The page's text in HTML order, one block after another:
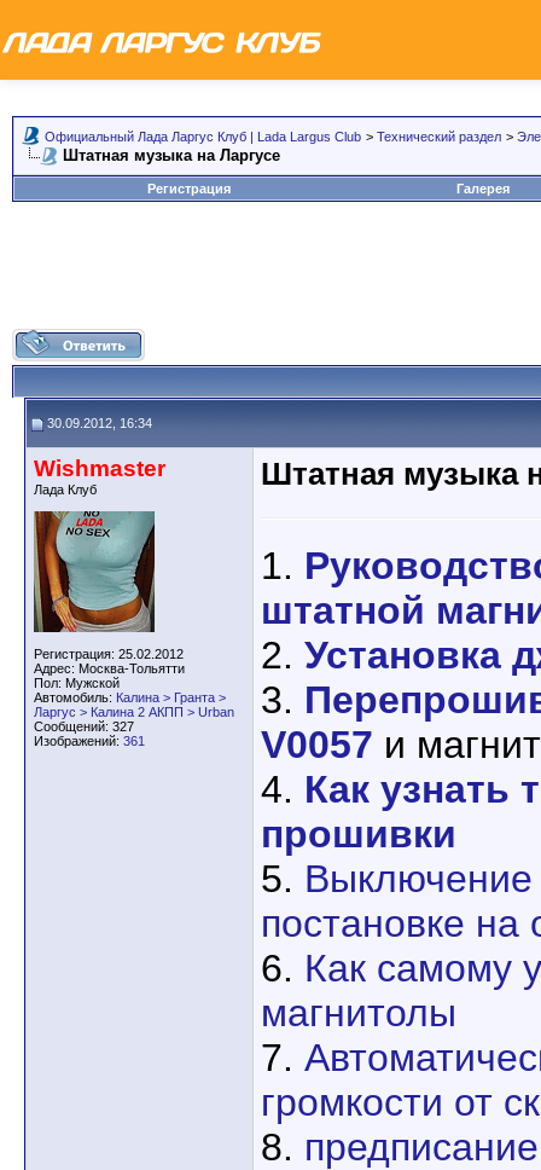
Официальный Лада Ларгус Клуб | Lada Largus Club > Технический раздел >
Штатная музыка на Ларгусе
Регистрация Галерея
30.09.2012, 16:34
Wishmaster
Лада Клуб
Регистрация: 25.02.2012
Адрес: Москва-Тольятти
Пол: Мужской
Автомобиль: Калина > Гранта >
Ларгус > Калина 2 АКПП > Urban
Сообщений: 327
Изображений: 361
Штатная музыка
1.
штатной
2. Установка
3.
V0057 и
4. Как узнать
прошивки
5. Выключение
постановке на
6. Как самому
магнитолы
7.
громкости от
8.